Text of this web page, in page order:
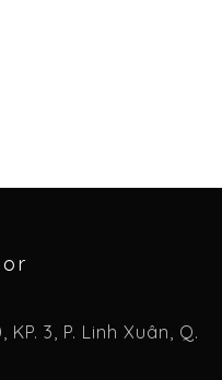
3, P. Linh Xuân, Q.